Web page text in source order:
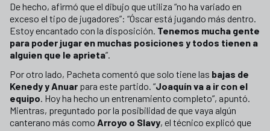
De hecho, afirmó que el dibujo que utiliza “no ha variado en
exceso el tipo de jugadores”: “Óscar está jugando más dentro.
Estoy encantado con la disposición. Tenemos mucha gente
para poder jugar en muchas posiciones y todos tienen a
alguien que le aprieta”.
Por otro lado, Pacheta comentó que solo tiene las bajas de
Kenedy y Anuar para este partido. “Joaquín va a ir con el
equipo. Hoy ha hecho un entrenamiento completo”, apuntó.
Mientras, preguntado por la posibilidad de que vaya algún
canterano más como Arroyo o Slavy, el técnico explicó que